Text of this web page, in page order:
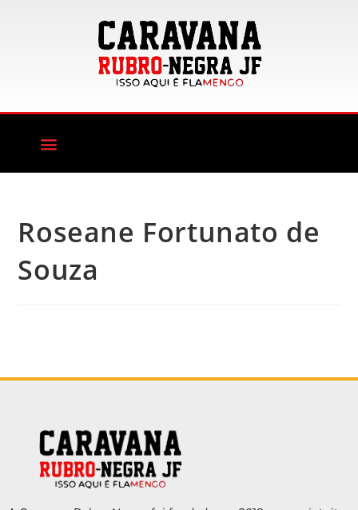
Roseane Fortunato de
Souza